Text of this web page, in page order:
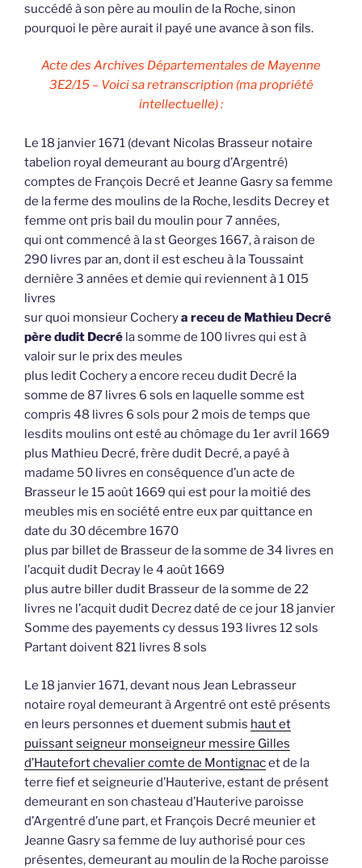
succédé à son père au moulin de la Roche, sinon
pourquoi le père aurait il payé une avance à son fils.
Acte des Archives Départementales de Mayenne
3E2/15 – Voici sa retranscription (ma propriété
intellectuelle) :
Le 18 janvier 1671 (devant Nicolas Brasseur notaire
tabelion royal demeurant au bourg d’Argentré)
comptes de François Decré et Jeanne Gasry sa femme
de la ferme des moulins de la Roche, lesdits Decrey et
femme ont pris bail du moulin pour 7 années,
qui ont commencé à la st Georges 1667, à raison de
290 livres par an, dont il est escheu à la Toussaint
dernière 3 années et demie qui reviennent à 1 015
livres
sur quoi monsieur Cocherya receu de Mathieu Decré
père dudit Decré la somme de 100 livres qui est à
valoir sur le prix des meules
plus ledit Cochery a encore receu dudit Decré la
somme de 87 livres 6 sols en laquelle somme est
compris 48 livres 6 sols pour 2 mois de temps que
lesdits moulins ont esté au chômage du 1er avril 1669
plus Mathieu Decré, frère dudit Decré, a payé à
madame 50 livres en conséquence d’un acte de
Brasseur le 15 août 1669 qui est pour la moitié des
meubles mis en société entre eux par quittance en
date du 30 décembre 1670
plus par billet de Brasseur de la somme de 34 livres en
l’acquit dudit Decray le 4 août 1669
plus autre biller dudit Brasseur de la somme de 22
livres ne l’acquit dudit Decrez daté de ce jour 18 janvier
Somme des payements cy dessus 193 livres 12 sols
Partant doivent 821 livres 8 sols
Le 18 janvier 1671, devant nous Jean Lebrasseur
notaire royal demeurant à Argentré ont esté présents
en leurs personnes et duement submis haut et
puissant seigneur monseigneur messire Gilles
d’Hautefort chevalier comte de Montignacet de la
terre fief et seigneurie d’Hauterive, estant de présent
demeurant en son chasteau d’Hauterive paroisse
d’Argentré d’une part, et François Decré meunier et
Jeanne Gasry sa femme de luy authorisé pour ces
présentes, demeurant au moulin de la Roche paroisse